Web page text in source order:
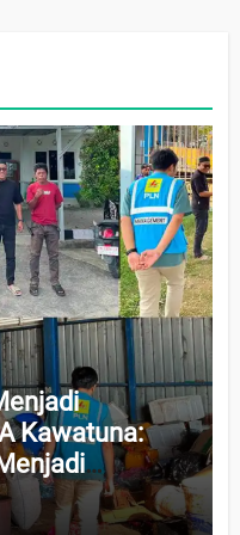
Kawatuna:
Lingkungan